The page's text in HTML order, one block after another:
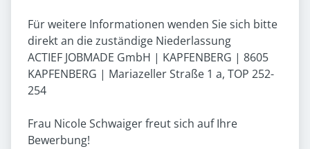
Für weitere Informationen wenden Sie sich bitte
direkt an die zuständige Niederlassung
ACTIEF JOBMADE GmbH | KAPFENBERG | 8605
KAPFENBERG | Mariazeller Straße 1 a, TOP 252-
254
Frau Nicole Schwaiger freut sich auf Ihre
Bewerbung!